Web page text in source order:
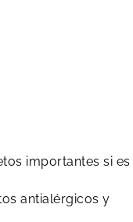
importantes si es
antialérgicos y